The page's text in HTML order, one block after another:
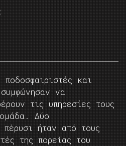
και
να
τις υπηρεσίες τους
Δύο
ήταν από τους
της πορείας του